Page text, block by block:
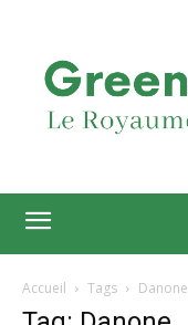
Accueil Tags Danone